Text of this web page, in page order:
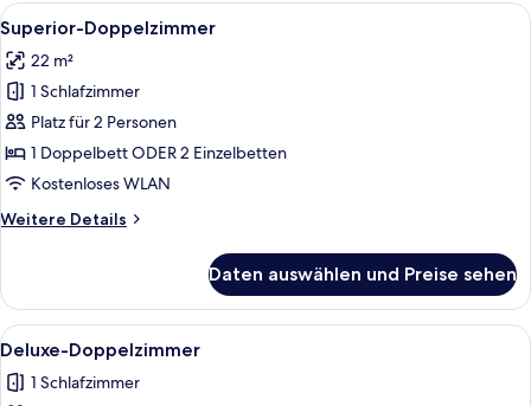
Alle
Fotos
für
Superior-
Doppelzimmer
anzeigen
Ein Hotelzimmer mit einem großen
10
Superior-Doppelzimmer
22 m²
1 Schlafzimmer
Platz für 2 Personen
1 Doppelbett ODER 2 Einzelbetten
Kostenloses WLAN
Weitere Details
Weitere
Doppelzimmer
Daten auswählen und Preise sehen
Alle
Fotos
für
Ein Hotelzimmer mit einem großen
4
Deluxe-Doppelzimmer
1 Schlafzimmer